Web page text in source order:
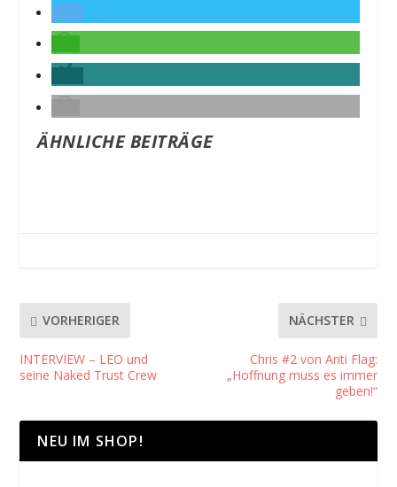
ÄHNLICHE BEITRÄGE
VORHERIGER
INTERVIEW – LEO und
seine Naked Trust Crew
NÄCHSTER
Chris #2 von Anti Flag:
„Hoffnung muss es immer
geben!“
NEU IM SHOP!